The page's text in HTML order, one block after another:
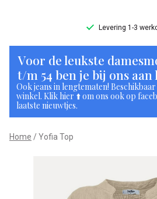
Levering 1-3
Yofia
Top
Klean
&
Voor de leukste
t/m 54 ben je bij ons
Ook jeans in lengtematen!
winkel. Klik hier ⬆️ om ons ook op
laatste nieuwtjes.
Home Yofia Top